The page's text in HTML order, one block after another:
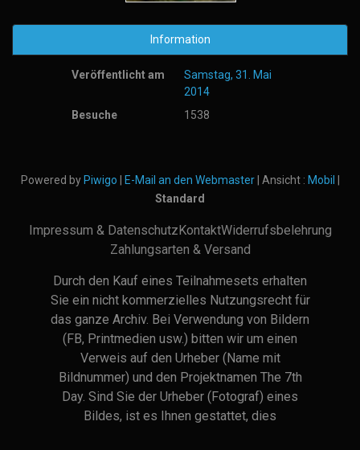
Information
Veröffentlicht am
Samstag, 31. Mai
2014
Besuche
1538
Powered by Piwigo E-Mail an den Webmaster| Ansicht : Mobil
Standard
Impressum & DatenschutzKontaktWiderrufsbelehrung
Zahlungsarten & Versand
Durch den Kauf eines Teilnahmesets erhalten
Sie ein nicht kommerzielles Nutzungsrecht für
das ganze Archiv. Bei Verwendung von Bildern
(FB, Printmedien usw.) bitten wir um einen
Verweis auf den Urheber (Name mit
Bildnummer) und den Projektnamen The 7th
Day. Sind Sie der Urheber (Fotograf) eines
Bildes, ist es Ihnen gestattet, dies